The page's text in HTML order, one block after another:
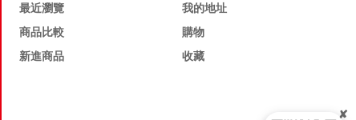
最近瀏覽
商品比較
新進商品
我的地址
購物
收藏
✘